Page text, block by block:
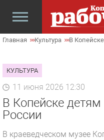
Главная Культура В
КУЛЬТУРА
11 июня 2026 12:30
В Копейске
России
В краеведческом музее